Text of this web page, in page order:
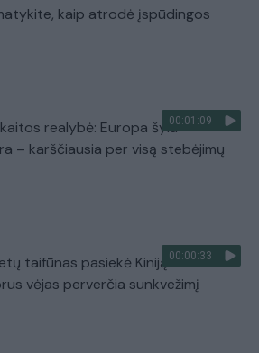
kaip atrodė įspūdingos
00:01:09
realybė: Europa šyla
– karščiausia per visą stebėjimų
00:00:33
taifūnas pasiekė Kiniją:
vėjas perverčia sunkvežimį